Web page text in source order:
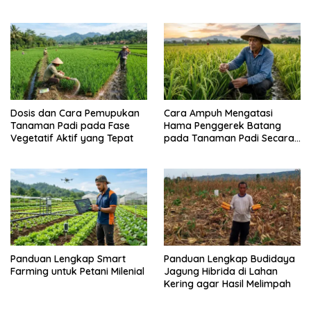
Dosis dan Cara Pemupukan
Tanaman Padi pada Fase
Vegetatif Aktif yang Tepat
Cara Ampuh Mengatasi
Hama Penggerek Batang
pada Tanaman Padi Secara
Panduan Lengkap Smart
Farming untuk Petani Milenial
Panduan Lengkap Budidaya
Jagung Hibrida di Lahan
Kering agar Hasil Melimpah